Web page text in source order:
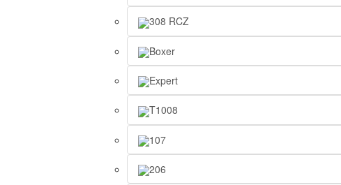
308 RCZ
Boxer
Expert
T1008
107
206